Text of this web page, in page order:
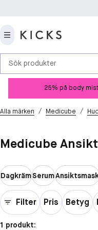
Sök produkter
25% på body
Alla märken / Medicube /
Medicube
DagkrämSerum
Filter Pris Betyg
1 produkt: